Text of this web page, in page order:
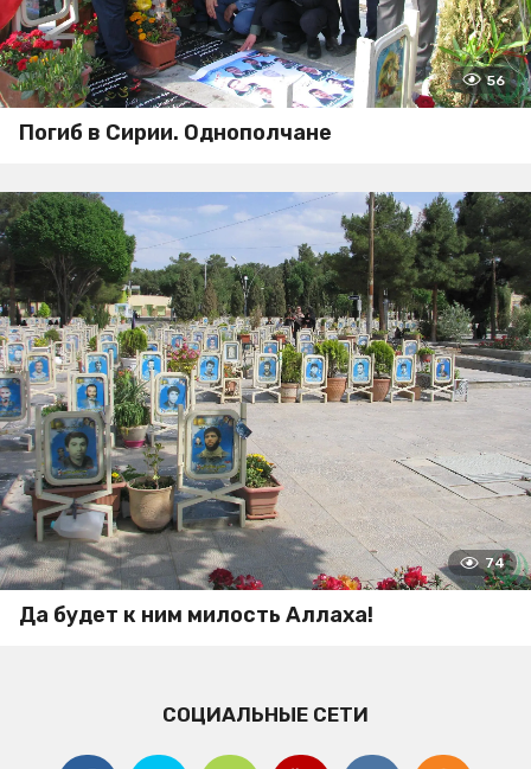
56
Погиб в Сирии. Однополчане
74
Да будет к ним милость Аллаха!
СОЦИАЛЬНЫЕ СЕТИ